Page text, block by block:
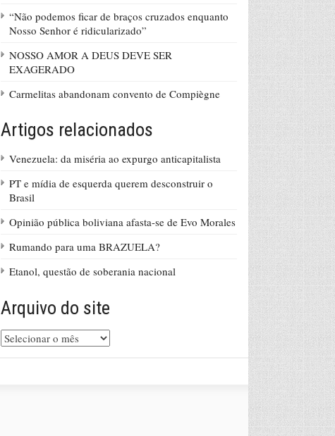
“Não podemos ficar de braços cruzados enquanto
Nosso Senhor é ridicularizado”
NOSSO AMOR A DEUS DEVE SER
EXAGERADO
Carmelitas abandonam convento de Compiègne
Artigos relacionados
Venezuela: da miséria ao expurgo anticapitalista
PT e mídia de esquerda querem desconstruir o
Brasil
Opinião pública boliviana afasta-se de Evo Morales
Rumando para uma BRAZUELA?
Etanol, questão de soberania nacional
Arquivo do site
Arquivo
do